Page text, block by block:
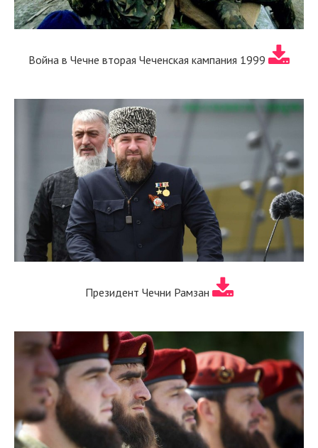
Война в Чечне вторая Чеченская кампания 1999
Президент Чечни Рамзан